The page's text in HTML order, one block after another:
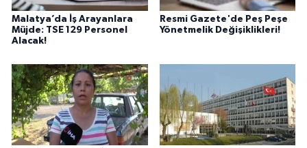
Malatya’da İş Arayanlara
Müjde: TSE 129 Personel
Alacak!
Resmi Gazete'de Peş Peşe
Yönetmelik Değişiklikleri!